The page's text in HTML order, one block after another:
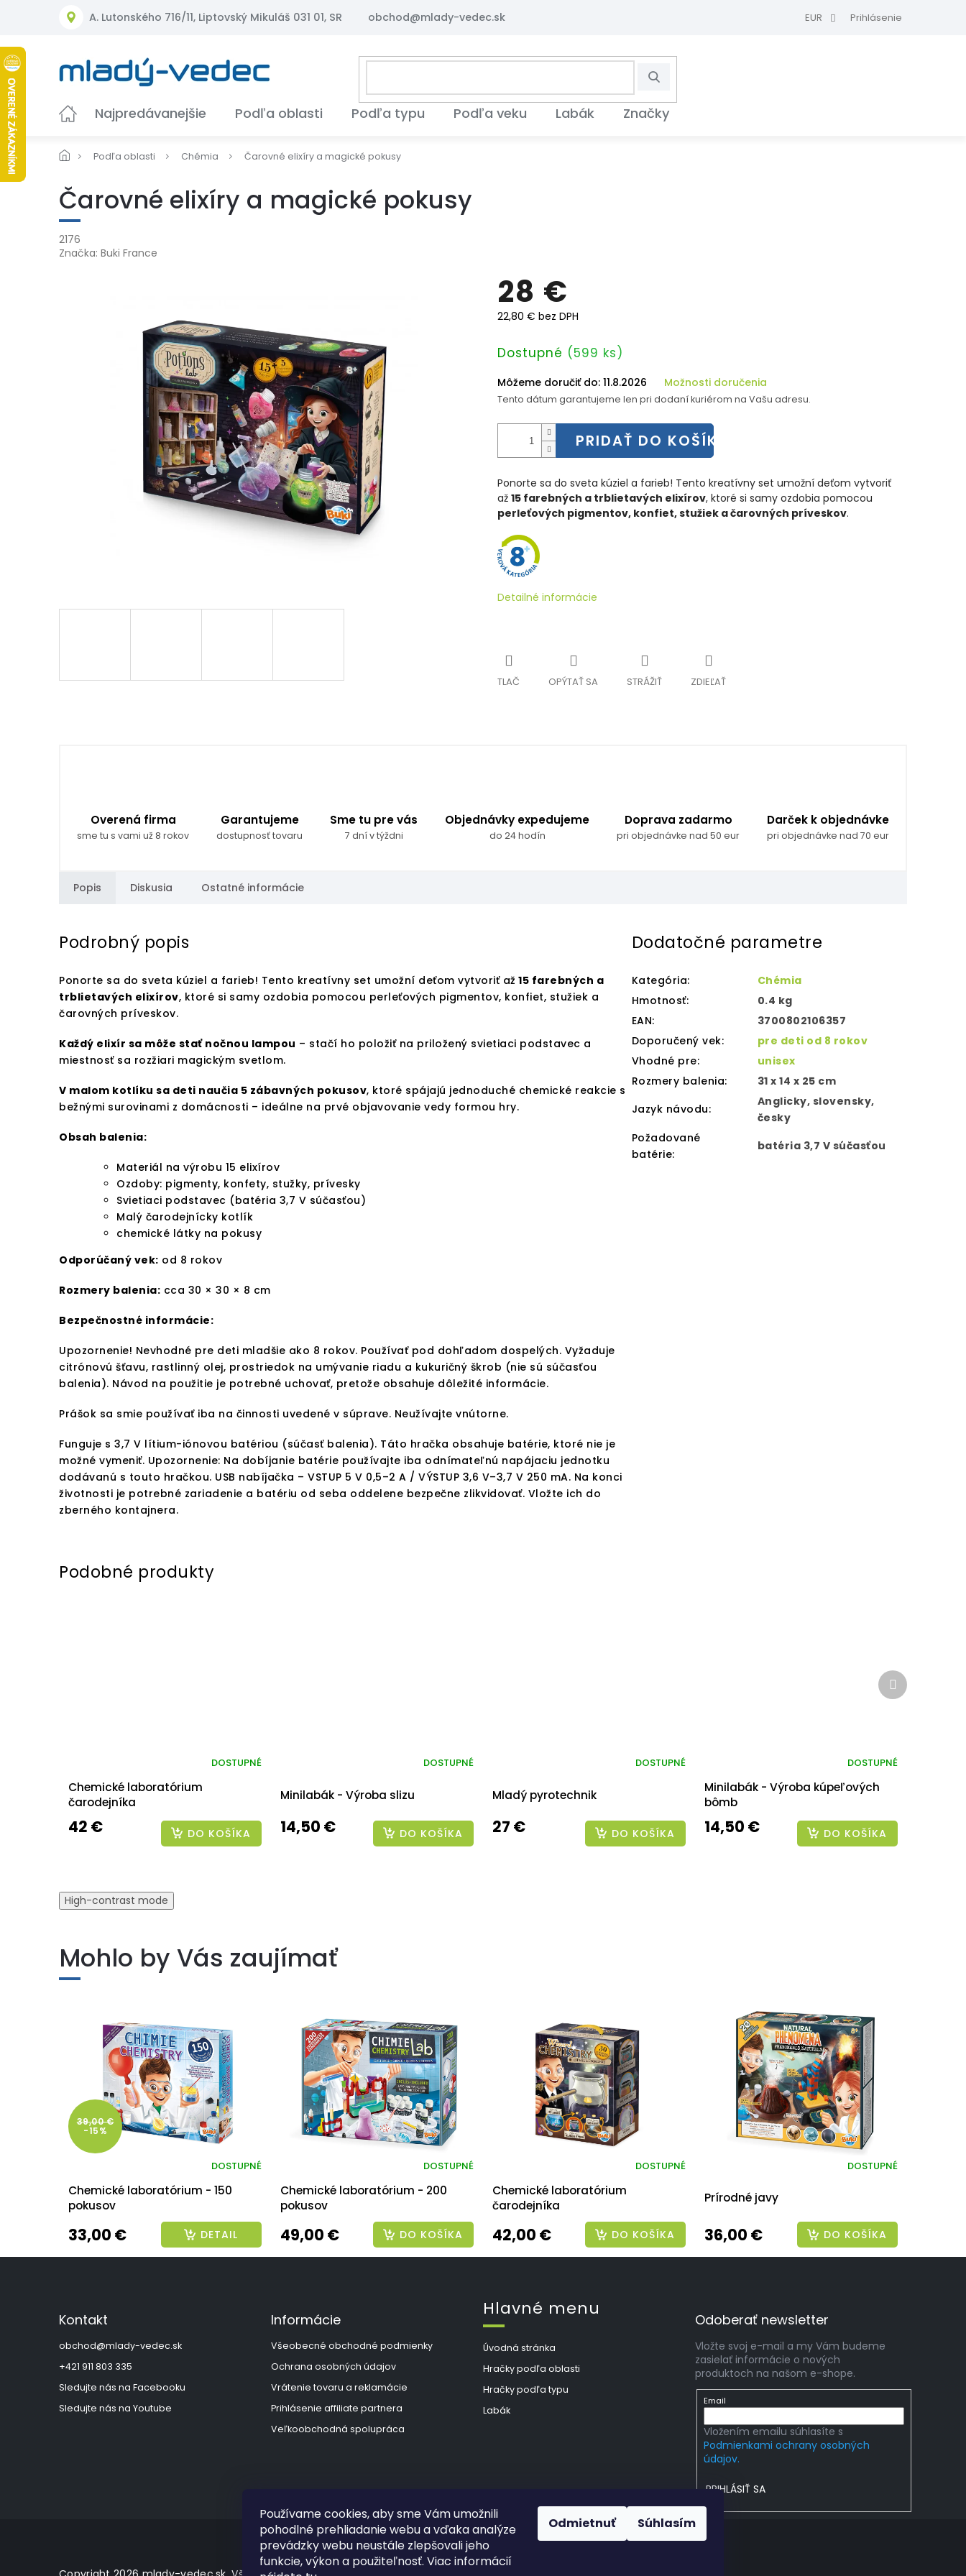
Používame cookies, aby sme Vám umožnili
pohodlné prehliadanie webu a vďaka analýze
prevádzky webu neustále zlepšovali jeho
funkcie, výkon a použiteľnosť. Viac informácií
Odmietnuť Súhlasím
A. Lutonského 716/11, Liptovský Mikuláš 031 01, SR obchod@mlady-vedec.sk EUR Prihlásenie
Hľadať
Najpredávanejšie Podľa oblasti Podľa typu Podľa veku Labák Značky
Podľa oblasti Chémia Čarovné elixíry a magické pokusy
Čarovné elixíry a magické pokusy
2176
Značka: Buki France
28 €
22,80 € bez DPH
Jednotková
Dostupné (599 ks)
Môžeme doručiť do: 11.8.2026 Možnosti doručenia
Tento dátum garantujeme len pri dodaní kuriérom na Vašu adresu.
PRIDAŤ DO KOŠÍKA
Ponorte sa do sveta kúziel a farieb! Tento kreatívny set umožní deťom vytvoriť
až 15 farebných a trblietavých elixírov, ktoré si samy ozdobia pomocou
perleťových pigmentov, konfiet, stužiek a čarovných príveskov.
Detailné informácie
TLAČ OPÝTAŤ SA STRÁŽIŤ ZDIEĽAŤ
Overená firma
sme tu s vami už 8 rokov
Garantujeme
dostupnosť tovaru
Sme tu pre vás
7 dní v týždni
Objednávky expedujeme
do 24 hodín
Doprava zadarmo
pri objednávke nad 50 eur
Darček k objednávke
pri objednávke nad 70 eur
Popis Diskusia Ostatné informácie
Podrobný popis
Ponorte sa do sveta kúziel a farieb! Tento kreatívny set umožní deťom vytvoriť až 15 farebných a
trblietavých elixírov, ktoré si samy ozdobia pomocou perleťových pigmentov, konfiet, stužiek a
čarovných príveskov.
Každý elixír sa môže stať nočnou lampou – stačí ho položiť na priložený svietiaci podstavec a
miestnosť sa rozžiari magickým svetlom.
V malom kotlíku sa deti naučia 5 zábavných pokusov, ktoré spájajú jednoduché chemické reakcie s
bežnými surovinami z domácnosti – ideálne na prvé objavovanie vedy formou hry.
Obsah balenia:
Materiál na výrobu 15 elixírov
Ozdoby: pigmenty, konfety, stužky, prívesky
Svietiaci podstavec (batéria 3,7 V súčasťou)
Malý čarodejnícky kotlík
chemické látky na pokusy
Odporúčaný vek: od 8 rokov
Rozmery balenia: cca 30 × 30 × 8 cm
Bezpečnostné informácie:
Upozornenie! Nevhodné pre deti mladšie ako 8 rokov. Používať pod dohľadom dospelých. Vyžaduje
citrónovú šťavu, rastlinný olej, prostriedok na umývanie riadu a kukuričný škrob (nie sú súčasťou
balenia). Návod na použitie je potrebné uchovať, pretože obsahuje dôležité informácie.
Prášok sa smie používať iba na činnosti uvedené v súprave. Neužívajte vnútorne.
Funguje s 3,7 V lítium-iónovou batériou (súčasť balenia). Táto hračka obsahuje batérie, ktoré nie je
možné vymeniť. Upozornenie: Na dobíjanie batérie používajte iba odnímateľnú napájaciu jednotku
dodávanú s touto hračkou. USB nabíjačka – VSTUP 5 V 0,5–2 A / VÝSTUP 3,6 V–3,7 V 250 mA. Na konci
životnosti je potrebné zariadenie a batériu od seba oddelene bezpečne zlikvidovať. Vložte ich do
zberného kontajnera.
Dodatočné parametre
Kategória:
Chémia
Hmotnosť:
0.4 kg
EAN:
3700802106357
Doporučený vek:
pre deti od 8 rokov
Vhodné pre:
unisex
Rozmery balenia:
31 x 14 x 25 cm
Jazyk návodu:
Anglicky, slovensky,
česky
Požadované
batérie:
batéria 3,7 V súčasťou
Chemické laboratórium
čarodejníka
DOSTUPNÉ
42 € DO KOŠÍKA
Minilabák - Výroba slizu
DOSTUPNÉ
14,50 € DO KOŠÍKA
Mladý pyrotechnik
DOSTUPNÉ
27 € DO KOŠÍKA
Minilabák - Výroba kúpeľových
bômb
DOSTUPNÉ
14,50 € DO KOŠÍKA
Ďalší
produkt
High-contrast mode
Mohlo by Vás zaujímať
39,00 €
-15%
Chemické laboratórium - 150
pokusov
DOSTUPNÉ
33,00 € DETAIL
Chemické laboratórium - 200
pokusov
DOSTUPNÉ
49,00 € DO KOŠÍKA
Chemické laboratórium
čarodejníka
DOSTUPNÉ
42,00 € DO KOŠÍKA
Prírodné javy
DOSTUPNÉ
36,00 € DO KOŠÍKA
Kontakt
obchod@mlady-vedec.sk
+421 911 803 335
Sledujte nás na Facebooku
Sledujte nás na Youtube
Informácie
Všeobecné obchodné podmienky
Ochrana osobných údajov
Vrátenie tovaru a reklamácie
Prihlásenie affiliate partnera
Veľkoobchodná spolupráca
Hlavné menu
Úvodná stránka
Hračky podľa oblasti
Hračky podľa typu
Labák
Odoberať newsletter
Vložte svoj e-mail a my Vám budeme
zasielať informácie o nových
produktoch na našom e-shope.
Email
Vložením emailu súhlasíte s
Podmienkami ochrany osobných
údajov.
PRIHLÁSIŤ SA